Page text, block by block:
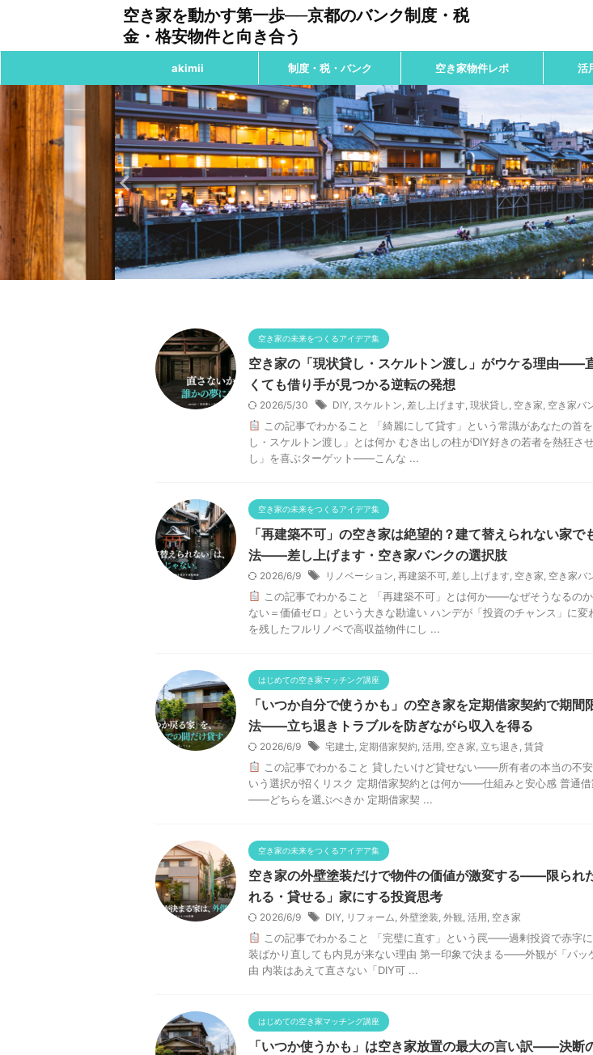
空き家を動かす第一歩──京都のバンク制度・税
金・格安物件と向き合う
akimii 制度・税・バンク 空き家物件レポ 活
空き家の未来をつくるアイデア集
空き家の「現状貸し・スケルトン渡し」がウケる理由——
くても借り手が見つかる逆転の発想
2026/5/30 DIY スケルトン 差し上げます 現状貸し 空き家 空き家バ
この記事でわかること 「綺麗にして貸す」という常識があなたの首
し・スケルトン渡し」とは何か むき出しの柱がDIY好きの若者を熱狂さ
し」を喜ぶターゲット——こんな ...
空き家の未来をつくるアイデア集
「再建築不可」の空き家は絶望的？建て替えられない家で
法——差し上げます・空き家バンクの選択肢
2026/6/9 リノベーション 再建築不可 差し上げます 空き家 空き家バ
この記事でわかること 「再建築不可」とは何か——なぜそうなるの
ない＝価値ゼロ」という大きな勘違い ハンデが「投資のチャンス」に変
を残したフルリノベで高収益物件にし ...
はじめての空き家マッチング講座
「いつか自分で使うかも」の空き家を定期借家契約で期間
法——立ち退きトラブルを防ぎながら収入を得る
2026/6/9 宅建士 定期借家契約 活用 空き家 立ち退き 賃貸
この記事でわかること 貸したいけど貸せない——所有者の本当の不
いう選択が招くリスク 定期借家契約とは何か——仕組みと安心感 普通
——どちらを選ぶべきか 定期借家契 ...
空き家の未来をつくるアイデア集
空き家の外壁塗装だけで物件の価値が激変する——限られ
れる・貸せる」家にする投資思考
2026/6/9 DIY リフォーム 外壁塗装 外観 活用 空き家
この記事でわかること 「完璧に直す」という罠——過剰投資で赤字
装ばかり直しても内見が来ない理由 第一印象で決まる——外観が「パッ
由 内装はあえて直さない「DIY可 ...
はじめての空き家マッチング講座
「いつか使うかも」は空き家放置の最大の言い訳——決断